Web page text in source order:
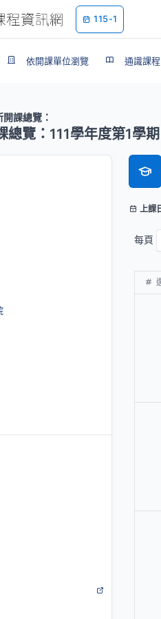
115-1
依開課單位瀏覽 通識課程
開課總覽：
總覽：111學年度第1學期
上課
每頁